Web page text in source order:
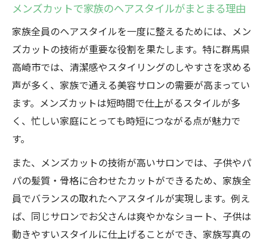
メンズカットで家族のヘアスタイルがまとまる理由
家族全員のヘアスタイルを一度に整えるためには、メン
ズカットの技術が重要な役割を果たします。特に群馬県
高崎市では、清潔感やスタイリングのしやすさを求める
声が多く、家族で通える美容サロンの需要が高まってい
ます。メンズカットは短時間で仕上がるスタイルが多
く、忙しい家庭にとっても時短につながる点が魅力で
す。
また、メンズカットの技術が高いサロンでは、子供やパ
パの髪質・骨格に合わせたカットができるため、家族全
員でバランスの取れたヘアスタイルが実現します。例え
ば、同じサロンでお父さんは爽やかなショート、子供は
動きやすいスタイルに仕上げることができ、家族写真の